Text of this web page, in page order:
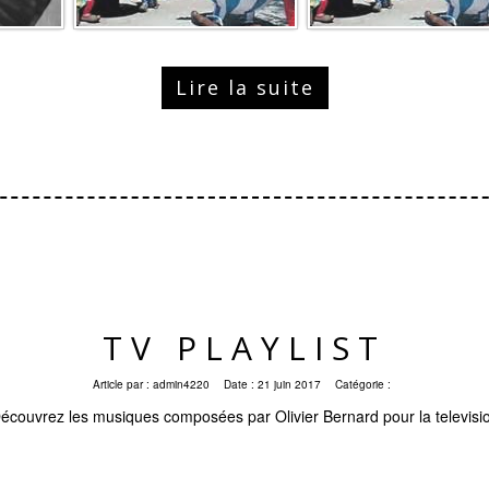
Lire la suite
TV PLAYLIST
Article par : admin4220 Date : 21 juin 2017 Catégorie :
les musiques composées par Olivier Bernard pour la